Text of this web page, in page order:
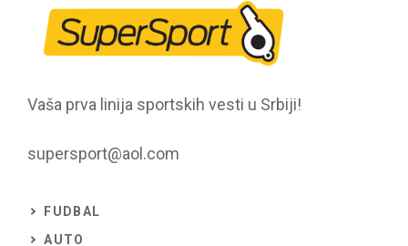
Vaša prva linija sportskih vesti u Srbiji!
supersport@aol.com
FUDBAL
AUTO